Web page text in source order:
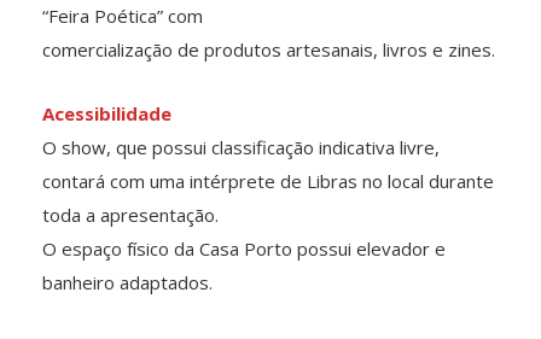
“Feira Poética” com
comercialização de produtos artesanais, livros e zines.
Acessibilidade
O show, que possui classificação indicativa livre,
contará com uma intérprete de Libras no local durante
toda a apresentação.
O espaço físico da Casa Porto possui elevador e
banheiro adaptados.